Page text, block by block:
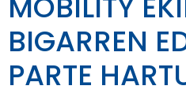
BIGARREN
PARTE